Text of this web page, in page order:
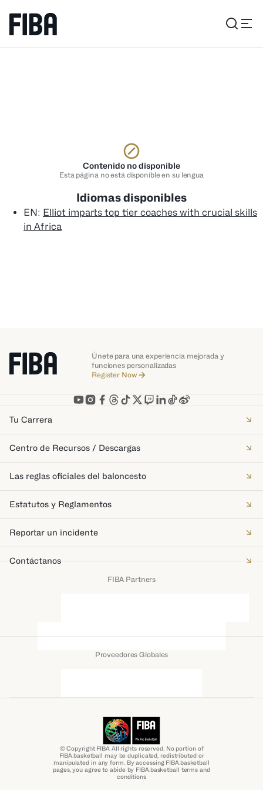
Contenido no disponible
Esta página no está disponible en su lengua
Idiomas disponibles
EN: Elliot imparts top tier coaches with crucial skills
in Africa
Únete para una experiencia mejorada y
funciones personalizadas
Register Now
Tu Carrera
Centro de Recursos / Descargas
Las reglas oficiales del baloncesto
Estatutos y Reglamentos
Reportar un incidente
Contáctanos
FIBA Partners
Proveedores Globales
© Copyright FIBA All rights reserved. No portion of
FIBA.basketball may be duplicated, redistributed or
manipulated in any form. By accessing FIBA.basketball
pages, you agree to abide by FIBA.basketball terms and
conditions